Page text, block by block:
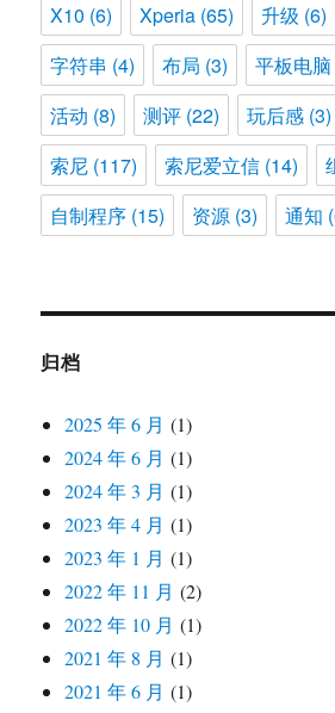
X10 (6) Xperia (65) 升级 (6)
字符串 (4) 布局 (3) 平板电脑
活动 (8) 测评 (22) 玩后感 (3)
索尼 (117) 索尼爱立信 (14)
自制程序 (15) 资源 (3) 通知
归档
2025 年 6 月 (1)
2024 年 6 月 (1)
2024 年 3 月 (1)
2023 年 4 月 (1)
2023 年 1 月 (1)
2022 年 11 月 (2)
2022 年 10 月 (1)
2021 年 8 月 (1)
2021 年 6 月 (1)